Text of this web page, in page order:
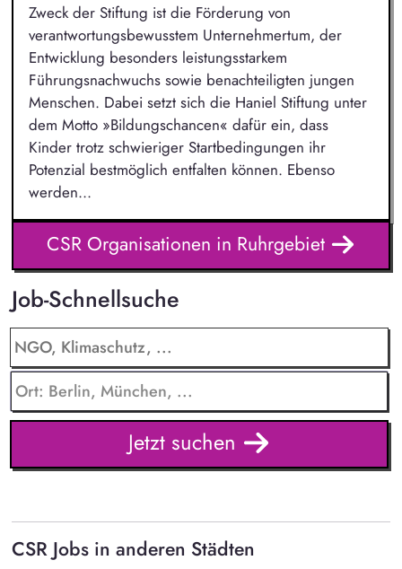
Zweck der Stiftung ist die Förderung von
verantwortungsbewusstem Unternehmertum, der
Entwicklung besonders leistungsstarkem
Führungsnachwuchs sowie benachteiligten jungen
Menschen. Dabei setzt sich die Haniel Stiftung unter
dem Motto »Bildungschancen« dafür ein, dass
Kinder trotz schwieriger Startbedingungen ihr
Potenzial bestmöglich entfalten können. Ebenso
werden...
CSR Organisationen in Ruhrgebiet
Job-Schnellsuche
Jetzt suchen
CSR Jobs in anderen Städten